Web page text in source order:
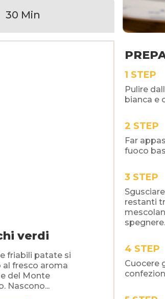
30 Min
verdi
friabili patate si
al fresco aroma
del Monte
Nascono...
STEP
Pulire
bianca e
STEP
Far
fuoco
STEP
restanti
spegnere.
STEP
Cuocere